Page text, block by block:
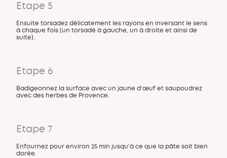
Etape 5
Ensuite torsadez délicatement les rayons en inversant le sens
à chaque fois (un torsadé à gauche, un à droite et ainsi de
suite).
Etape 6
Badigeonnez la surface avec un jaune d’œuf et saupoudrez
avec des herbes de Provence.
Etape 7
Enfournez pour environ 25 min jusqu’à ce que la pâte soit bien
dorée.